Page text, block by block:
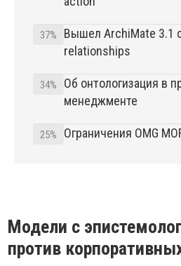
37%
Вышел ArchiMate 3.1
relationships
34%
Об онтологизация в
менеджменте
25% Ограничения OMG
Модели с
против